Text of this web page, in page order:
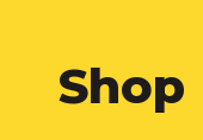
Shop